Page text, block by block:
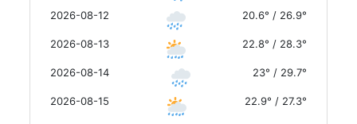
2026-08-12 20.6° / 26.9°
2026-08-13 22.8° / 28.3°
2026-08-14 23° / 29.7°
2026-08-15 22.9° / 27.3°